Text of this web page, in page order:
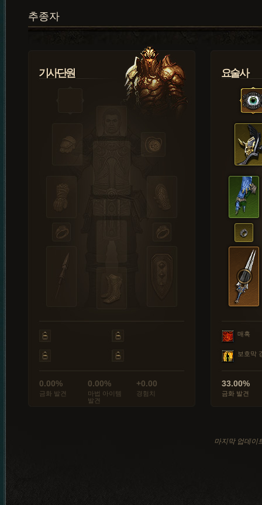
추종자
기사단원
0.00%
금화 발견
0.00%
마법 아이템
발견
+0.00
경험치
요술사
매혹
보호막
33.00%
금화 발견
마지막 업데이